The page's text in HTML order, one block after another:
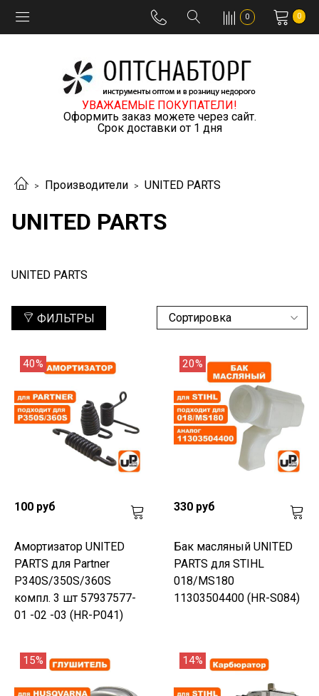
0 0
УВАЖАЕМЫЕ ПОКУПАТЕЛИ!
Оформить заказ можете через сайт.
Срок доставки от 1 дня
Производители UNITED PARTS
UNITED PARTS
UNITED PARTS
ФИЛЬТРЫ
40%
100 руб
Амортизатор UNITED
PARTS для Partner
P340S/350S/360S
компл. 3 шт 57937577-
01 -02 -03 (HR-P041)
20%
330 руб
Бак масляный UNITED
PARTS для STIHL
018/MS180
11303504400 (HR-S084)
15% 14%